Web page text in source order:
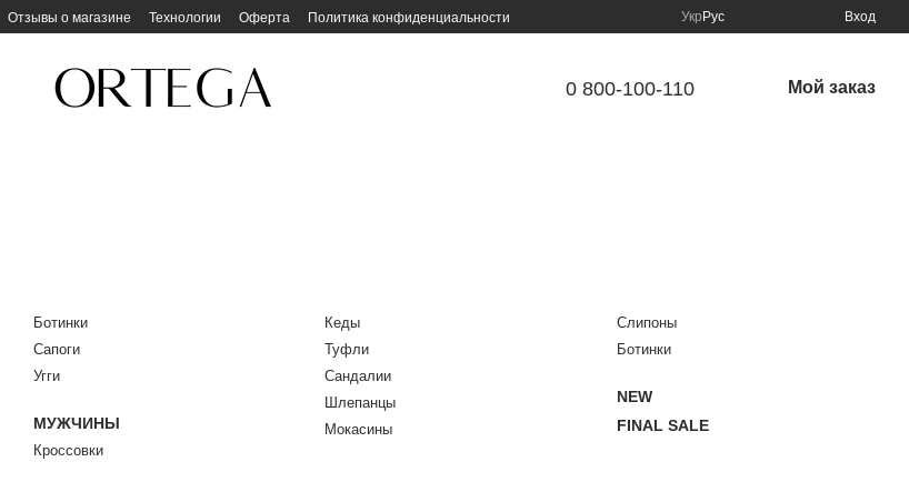
Отзывы о магазине Технологии Оферта Политика конфиденциальности Укр Рус Вход
0 800-100-110 Мой заказ
Ботинки
Сапоги
Угги
МУЖЧИНЫ
Кроссовки
Кеды
Туфли
Сандалии
Шлепанцы
Мокасины
Слипоны
Ботинки
NEW
FINAL SALE